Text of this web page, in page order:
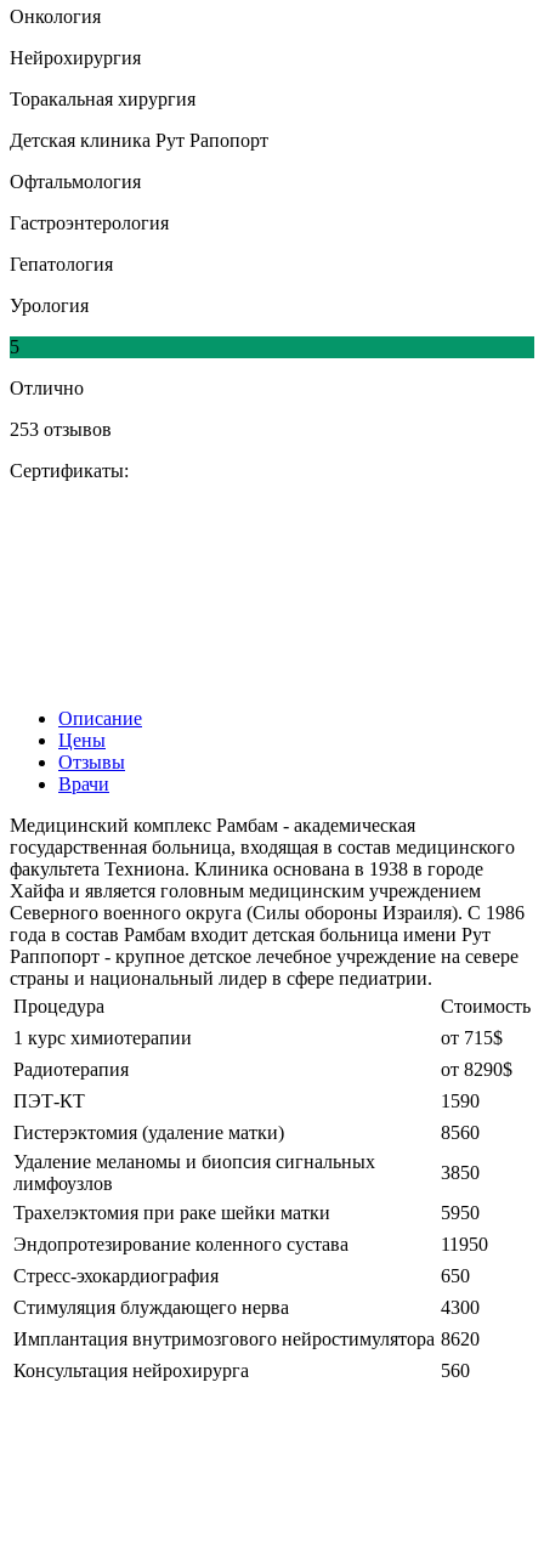
Онкология
Нейрохирургия
Торакальная хирургия
Детская клиника Рут Рапопорт
Офтальмология
Гастроэнтерология
Гепатология
Урология
5
Отлично
253 отзывов
Сертификаты:
Описание
Цены
Отзывы
Врачи
Медицинский комплекс Рамбам - академическая
государственная больница, входящая в состав медицинского
факультета Техниона. Клиника основана в 1938 в городе
Хайфа и является головным медицинским учреждением
Северного военного округа (Силы обороны Израиля). С 1986
года в состав Рамбам входит детская больница имени Рут
Раппопорт - крупное детское лечебное учреждение на севере
страны и национальный лидер в сфере педиатрии.
Процедура
Стоимость
1 курс химиотерапии
от 715$
Радиотерапия
от 8290$
ПЭТ-КТ
1590
Гистерэктомия (удаление матки)
8560
Удаление меланомы и биопсия сигнальных
лимфоузлов
3850
Трахелэктомия при раке шейки матки
5950
Эндопротезирование коленного сустава
11950
Стресс-эхокардиография
650
Стимуляция блуждающего нерва
4300
Имплантация внутримозгового нейростимулятора 8620
Консультация нейрохирурга
560